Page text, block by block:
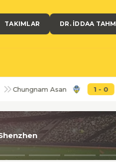
TAKIMLAR DR. İDDAA
Asan 1-